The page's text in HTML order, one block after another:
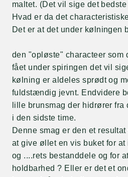
maltet. (Det vil sige det
Hvad er da det
Det er at det under kølningen
den "opløste" characteer som
fået under spiringen det vil
kølning er aldeles sprødt og
fuldstændig jevnt. Endvidere
lille brunsmag der hidrører
i den sidste time.
Denne smag er den et
at give øllet en vis buket for
og ....rets bestanddele og for
holdbarhed ? Eller er det et